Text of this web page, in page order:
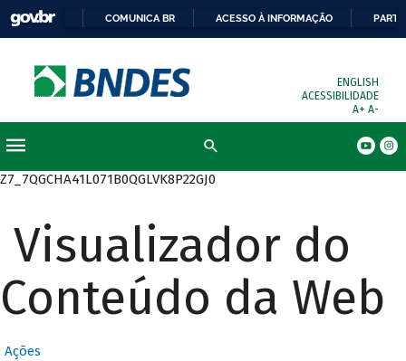
COMUNICA BR ACESSO À INFORMAÇÃO
ENGLISH
ACESSIBILIDADE
A+ A-
Z7_7QGCHA41L071B0QGLVK8P22GJ0
Visualizador do
Conteúdo da Web
Ações